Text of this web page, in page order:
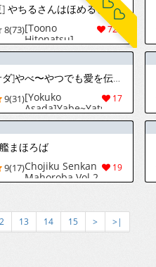
[遠野人夏] やちるさんはほめるとのびる [中国翻訳] [進行中]
722
8(73)[Toono
Hitonatsu]
Yachiru-san wa
Homeru to
Nobiru | 八千
流小姐一被夸奖
就会长大
[Chinese][易碎
品个人汉化] [进
[翌子アサダ]やべ〜やつでも愛を伝えたい (ウマ娘 プリティーダービー)
17
9(31)[Yokuko
Asada]Yabe~Yatsudemo
Aiwo Tsutaietai
(Uma Musume
Pretty Derby)
まほろば
19
9(17)Chojiku Senkan
Mahoroba Vol 2
13 14 15 > >|